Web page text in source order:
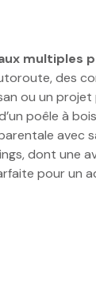
multiples
des
ou un projet
poêle à
avec
dont une
pour un
calme,